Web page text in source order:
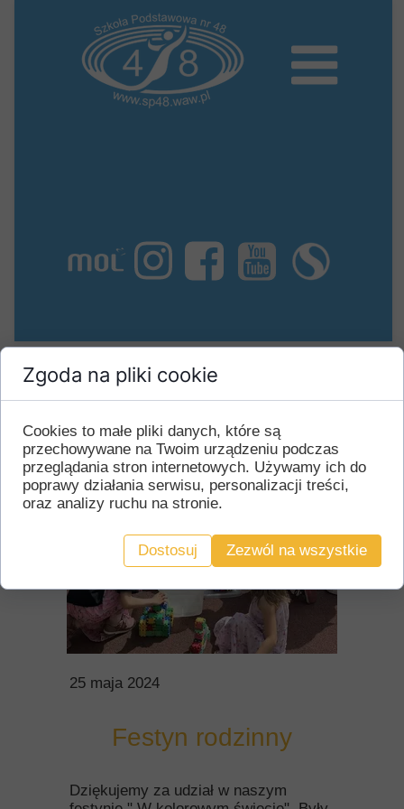
25 maja 2024
Festyn rodzinny
Dziękujemy za udział w naszym
Zgoda na pliki cookie
Cookies to małe pliki danych, które są
przechowywane na Twoim urządzeniu podczas
przeglądania stron internetowych. Używamy ich do
poprawy działania serwisu, personalizacji treści,
oraz analizy ruchu na stronie.
Dostosuj Zezwól na wszystkie